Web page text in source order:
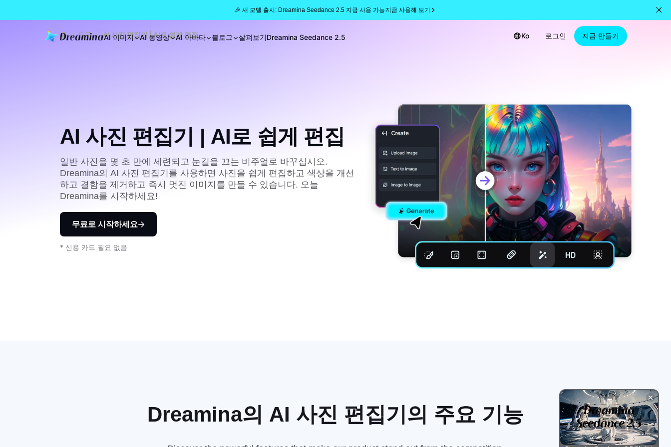
🎉 새 모델 출시: Dreamina Seedance 2.5 지금 사용 가능 지금 사용해 보기
AI 이미지 AI 동영상 AI 아바타 블로그 살펴보기Dreamina Seedance 2.5 Ko 로그인 지금 만들기
홈 도구 AI 사진 편집기 | AI로 쉽게 편집
AI 사진 편집기 | AI로 쉽게 편집
일반 사진을 몇 초 만에 세련되고 눈길을 끄는 비주얼로 바꾸십시오.
Dreamina의 AI 사진 편집기를 사용하면 사진을 쉽게 편집하고 색상을 개선
하고 결함을 제거하고 즉시 멋진 이미지를 만들 수 있습니다. 오늘
Dreamina를 시작하세요!
무료로 시작하세요
* 신용 카드 필요 없음
Dreamina의 AI 사진 편집기의 주요 기능